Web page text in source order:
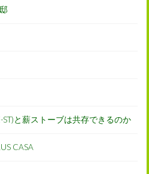
と薪ストーブは共存できるのか
CASA